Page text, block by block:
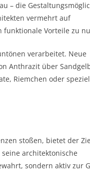
– die
vermehrt auf
funktionale Vorteile zu
verarbeitet. Neue
Anthrazit über
Riemchen oder
stoßen, bietet der
architektonische
sondern aktiv zur